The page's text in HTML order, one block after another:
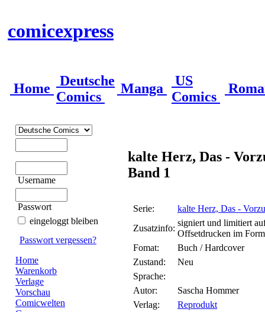
comicexpress
Home
Deutsche
Comics
Manga
US
Comics
Username
Passwort
eingeloggt bleiben
Passwort vergessen?
Home
Warenkorb
Verlage
Vorschau
Comicwelten
kalte Herz, Das -
Band 1
Serie:
kalte Herz, Das -
Zusatzinfo:
signiert und limitiert
Offsetdrucken im
Fomat:
Buch / Hardcover
Zustand:
Neu
Sprache:
Autor:
Sascha Hommer
Verlag:
Reprodukt